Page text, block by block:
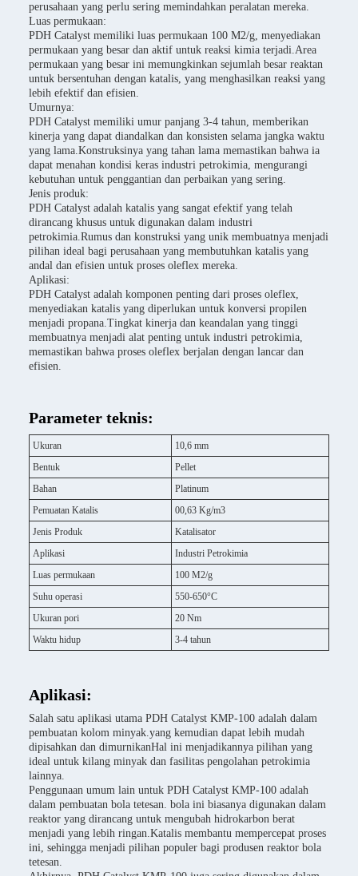
perusahaan yang perlu sering memindahkan peralatan mereka.
Luas permukaan:
PDH Catalyst memiliki luas permukaan 100 M2/g, menyediakan
permukaan yang besar dan aktif untuk reaksi kimia terjadi.Area
permukaan yang besar ini memungkinkan sejumlah besar reaktan
untuk bersentuhan dengan katalis, yang menghasilkan reaksi yang
lebih efektif dan efisien.
Umurnya:
PDH Catalyst memiliki umur panjang 3-4 tahun, memberikan
kinerja yang dapat diandalkan dan konsisten selama jangka waktu
yang lama.Konstruksinya yang tahan lama memastikan bahwa ia
dapat menahan kondisi keras industri petrokimia, mengurangi
kebutuhan untuk penggantian dan perbaikan yang sering.
Jenis produk:
PDH Catalyst adalah katalis yang sangat efektif yang telah
dirancang khusus untuk digunakan dalam industri
petrokimia.Rumus dan konstruksi yang unik membuatnya menjadi
pilihan ideal bagi perusahaan yang membutuhkan katalis yang
andal dan efisien untuk proses oleflex mereka.
Aplikasi:
PDH Catalyst adalah komponen penting dari proses oleflex,
menyediakan katalis yang diperlukan untuk konversi propilen
menjadi propana.Tingkat kinerja dan keandalan yang tinggi
membuatnya menjadi alat penting untuk industri petrokimia,
memastikan bahwa proses oleflex berjalan dengan lancar dan
efisien.
Parameter teknis:
Ukuran
10,6 mm
Bentuk
Pellet
Bahan
Platinum
Pemuatan Katalis
00,63 Kg/m3
Jenis Produk
Katalisator
Aplikasi
Industri Petrokimia
Luas permukaan
100 M2/g
Suhu operasi
550-650°C
Ukuran pori
20 Nm
Waktu hidup
3-4 tahun
Aplikasi:
Salah satu aplikasi utama PDH Catalyst KMP-100 adalah dalam
pembuatan kolom minyak.yang kemudian dapat lebih mudah
dipisahkan dan dimurnikanHal ini menjadikannya pilihan yang
ideal untuk kilang minyak dan fasilitas pengolahan petrokimia
lainnya.
Penggunaan umum lain untuk PDH Catalyst KMP-100 adalah
dalam pembuatan bola tetesan. bola ini biasanya digunakan dalam
reaktor yang dirancang untuk mengubah hidrokarbon berat
menjadi yang lebih ringan.Katalis membantu mempercepat proses
ini, sehingga menjadi pilihan populer bagi produsen reaktor bola
tetesan.